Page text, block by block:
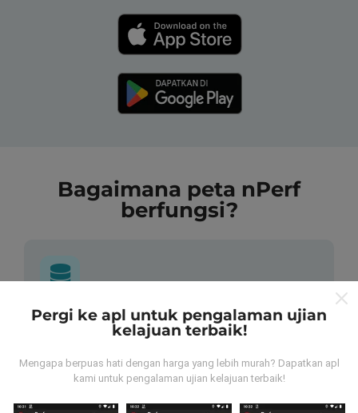
Bagaimana peta nPerf
berfungsi?
Dari mana asalnya data-data ni?
Data-data dikumpulkan dari ujian yang telah dilakukan
oleh pengguna app kami sendiri. Ujian ini dijalankan
jom muat turun app nPerf sekarang juga.Lagi banyak
Pergi ke apl untuk pengalaman ujian
kelajuan terbaik!
Mengapa berpuas hati dengan harga yang lebih murah? Dapatkan apl
kami untuk pengalaman ujian kelajuan terbaik!